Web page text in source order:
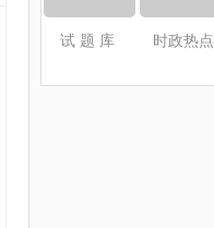
试 题 库 时政热点